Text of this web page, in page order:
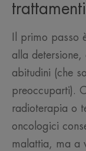
Il primo passo
alla detersione,
abitudini (che
preoccuparti).
radioterapia o
oncologici
malattia, ma a